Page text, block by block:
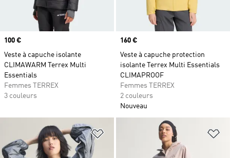
Prix
100 €
Veste à capuche isolante
CLIMAWARM Terrex Multi
Essentials
Femmes TERREX
3 couleurs
Prix
160 €
Veste à capuche protection
isolante Terrex Multi Essentials
CLIMAPROOF
Femmes TERREX
2 couleurs
Nouveau
Ajouter à la Liste de produits